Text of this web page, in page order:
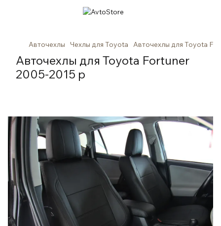
Авточехлы Чехлы для Toyota Авточехлы для Toyota
Авточехлы для Toyota Fortuner
2005-2015 р